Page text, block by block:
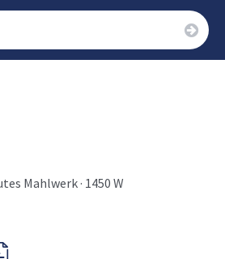
Mahlwerk · 1450 W